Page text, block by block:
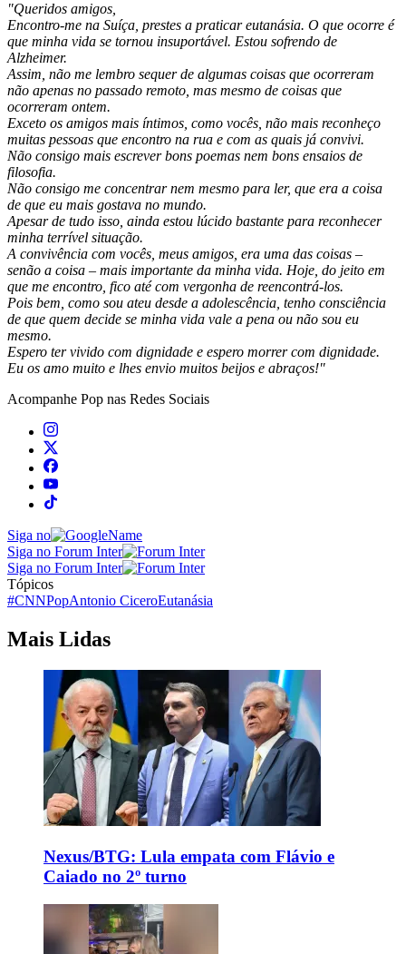
"Queridos amigos,
Encontro-me na Suíça, prestes a praticar eutanásia. O que ocorre é
que minha vida se tornou insuportável. Estou sofrendo de
Alzheimer.
Assim, não me lembro sequer de algumas coisas que ocorreram
não apenas no passado remoto, mas mesmo de coisas que
ocorreram ontem.
Exceto os amigos mais íntimos, como vocês, não mais reconheço
muitas pessoas que encontro na rua e com as quais já convivi.
Não consigo mais escrever bons poemas nem bons ensaios de
filosofia.
Não consigo me concentrar nem mesmo para ler, que era a coisa
de que eu mais gostava no mundo.
Apesar de tudo isso, ainda estou lúcido bastante para reconhecer
minha terrível situação.
A convivência com vocês, meus amigos, era uma das coisas –
senão a coisa – mais importante da minha vida. Hoje, do jeito em
que me encontro, fico até com vergonha de reencontrá-los.
Pois bem, como sou ateu desde a adolescência, tenho consciência
de que quem decide se minha vida vale a pena ou não sou eu
mesmo.
Espero ter vivido com dignidade e espero morrer com dignidade.
Eu os amo muito e lhes envio muitos beijos e abraços!"
Acompanhe Pop nas Redes Sociais
Siga no
Siga no Forum Inter
Siga no Forum Inter
Tópicos
#CNNPopAntonio CiceroEutanásia
Mais Lidas
Nexus/BTG: Lula empata com Flávio e
Caiado no 2º turno